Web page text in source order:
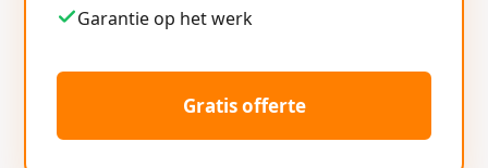
Garantie op het werk
Gratis offerte